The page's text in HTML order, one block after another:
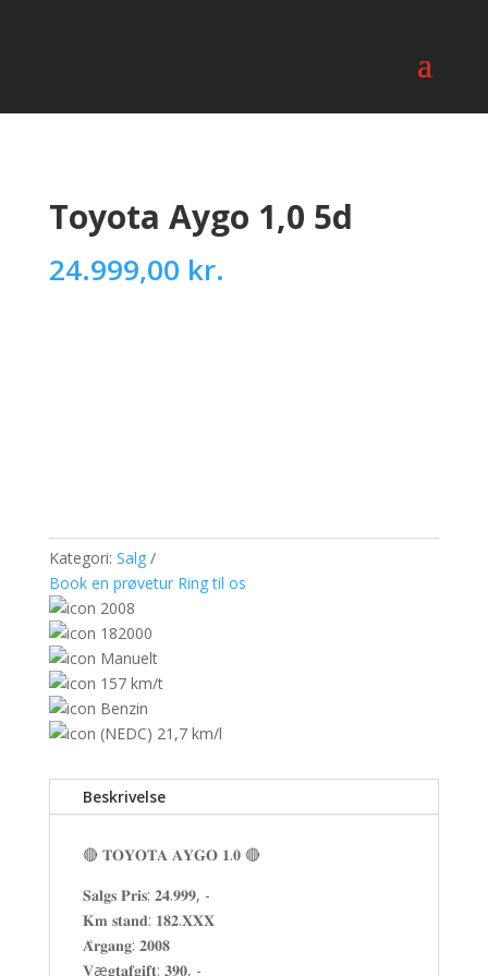
Toyota Aygo 1,0 5d
24.999,00 kr.
Kategori: Salg
Book en prøvetur Ring til os
2008
182000
Manuelt
157 km/t
Benzin
(NEDC) 21,7 km/l
Beskrivelse
🔴 𝐓𝐎𝐘𝐎𝐓𝐀 𝐀𝐘𝐆𝐎 𝟏.𝟎 🔴
𝐒𝐚𝐥𝐠𝐬 𝐏𝐫𝐢𝐬: 𝟐𝟒.𝟗𝟗𝟗, -
𝐊𝐦 𝐬𝐭𝐚𝐧𝐝: 𝟏𝟖𝟐.𝐗𝐗𝐗
𝐀̊𝐫𝐠𝐚𝐧𝐠: 𝟐𝟎𝟎𝟖
𝐕æ𝐠𝐭𝐚𝐟𝐠𝐢𝐟𝐭: 𝟑𝟗𝟎, -